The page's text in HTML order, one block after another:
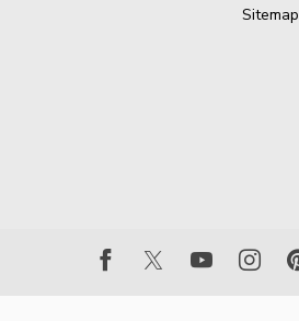
Sitemap